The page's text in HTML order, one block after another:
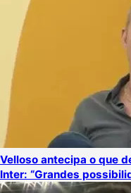
Velloso antecipa o que
Inter: “Grandes